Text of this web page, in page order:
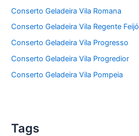
Conserto Geladeira Vila Romana
Conserto Geladeira Vila Regente Feijó
Conserto Geladeira Vila Progresso
Conserto Geladeira Vila Progredior
Conserto Geladeira Vila Pompeia
Tags